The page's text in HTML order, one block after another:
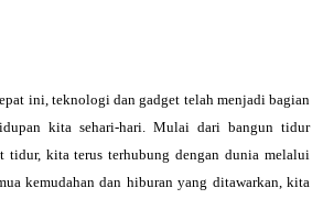
ini, teknologi dan gadget telah menjadi bagian
kita sehari-hari. Mulai dari bangun tidur
tidur, kita terus terhubung dengan dunia melalui
kemudahan dan hiburan yang ditawarkan, kita